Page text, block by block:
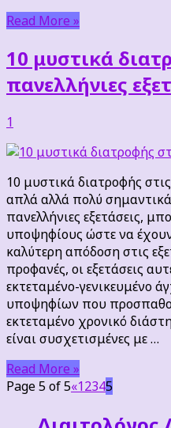
Read More »
10 μυστικά
πανελλήνιες
1
10 μυστικά διατροφής
απλά αλλά πολύ
πανελλήνιες εξετάσεις,
υποψηφίους ώστε να
καλύτερη απόδοση στις
προφανές, οι εξετάσεις
εκτεταμένο-γενικευμένο
υποψηφίων που
εκτεταμένο χρονικό
είναι συσχετισμένες με …
Read More »
Page 5 of 5«12345